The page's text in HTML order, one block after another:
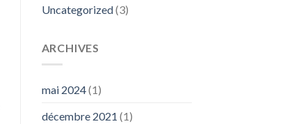
Uncategorized(3)
ARCHIVES
mai 2024(1)
décembre 2021 (1)